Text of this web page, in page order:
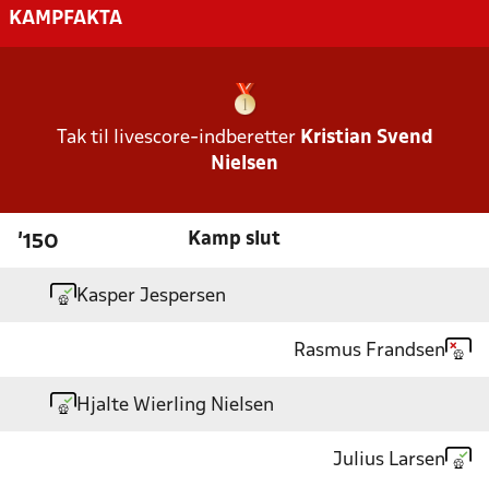
KAMPFAKTA
Tak til livescore-indberetter Kristian Svend
Nielsen
'150 Kamp slut
Kasper Jespersen
Rasmus Frandsen
Hjalte Wierling Nielsen
Julius Larsen